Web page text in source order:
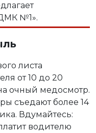
№1».
листа
от 10 до 20
очный медосмотр.
съедают более 14
Вдумайтесь:
водителю